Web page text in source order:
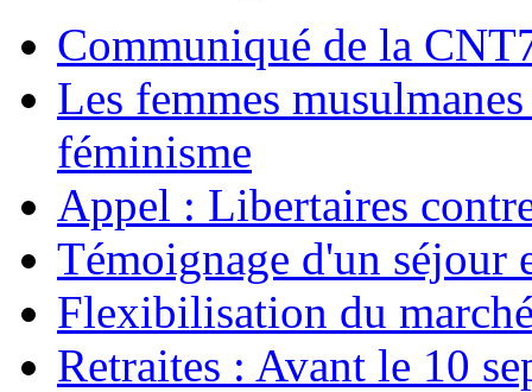
Communiqué de la
Les femmes
féminisme
Appel : Libertaires
Témoignage d'un séjour
Flexibilisation du
Retraites : Avant le 10